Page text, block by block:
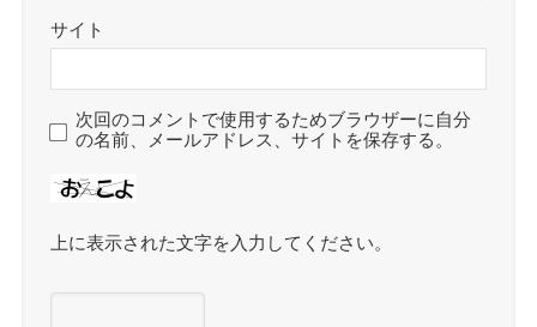
サイト
次回のコメントで使用するためブラウザーに自分
の名前、メールアドレス、サイトを保存する。
上に表示された文字を入力してください。